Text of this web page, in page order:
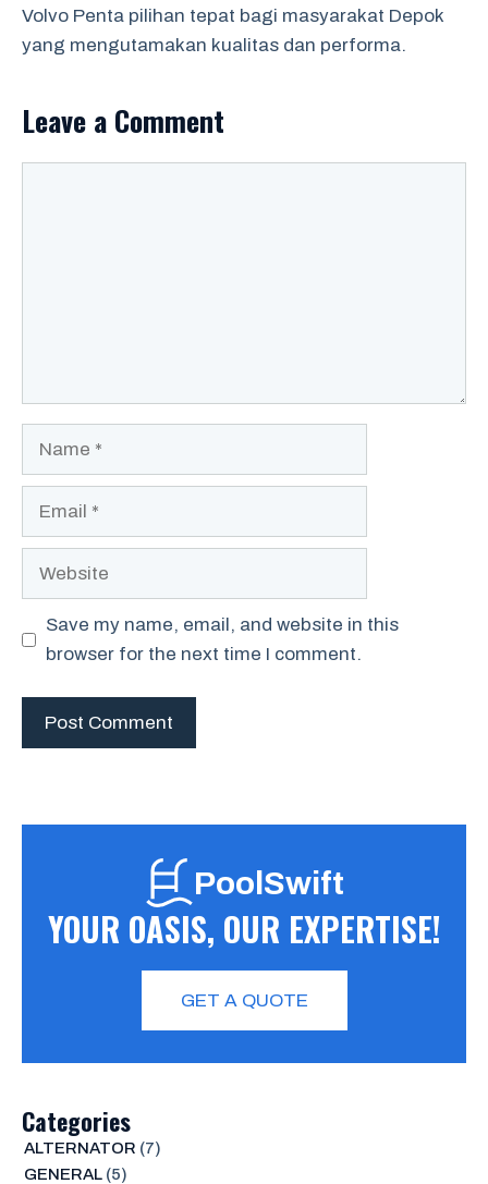
Volvo Penta pilihan tepat bagi masyarakat Depok
yang mengutamakan kualitas dan performa.
Leave a Comment
Website
Save my name, email, and website in this
browser for the next time I comment.
PoolSwift
YOUR OASIS, OUR EXPERTISE!
GET A QUOTE
Categories
ALTERNATOR (7)
GENERAL(5)